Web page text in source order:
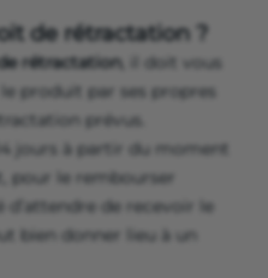
de rétractation ?
rétractation, il doit vous
produit par ses propres
prévus.
jours à partir du moment
pour le rembourser
de recevoir le
bien donner lieu à un